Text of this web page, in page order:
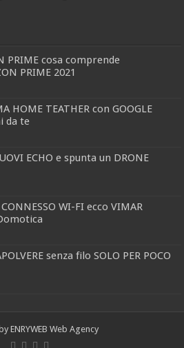
PRIME cosa comprende
PRIME 2021
HOME TEATHER con GOOGLE
da te
ECHO e spunta un DRONE
WI-FI ecco VIMAR
senza filo SOLO PER POCO
ENRYWEB Web Agency